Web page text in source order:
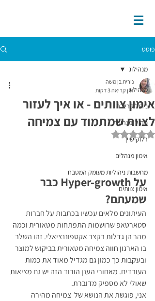
פוסט
מנהילוג
ניהול קריירה
ניהול ומנהיגות
רלוקישיין
אימון מנהלים
מחשבות ניהוליות מעומק המטבח
אימון צוותים
מנהילוג
אימון צוותים - או איך לעזור
לצוות שמתמוד עם צמיחה
נורית בן משה
זמן קריאה 3 דקות
דירוג של NaN מתוך 5 כוכבים
על Hyper-growth כבר
שמעתם?
העיתונים מלאים עכשיו בכתבות על חברות
סטארטאפ שרושמות התפתחות מטאורית וכמה
מהר הן גדלות בקצב אקספוננציאלי. זהו השלב
בו הארגון חווה צמיחה מטאורית בביקוש למוצר
ובעקבות כך כמון גם מגדיל מאוד את כמות
העובדים. מאחורי הענן הורוד הזה יש גם מציאות
שאולי לא מספיק מדוברת.
אני, פוגשת את הנושא של  צמיחה מהירה